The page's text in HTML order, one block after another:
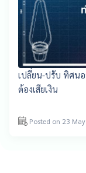
เปลี่ยน-ปรับ ทิศนอ
ต้องเสียเงิน
Posted on 23